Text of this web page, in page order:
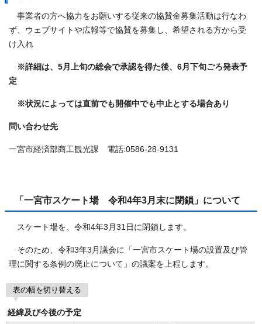
事業者の方へ協力をお願いする従来の協賛金募集活動は行なわ
ず、ウェブサイトや広報等で協賛を募集し、希望される方から受
け入れ
※詳細は、5月上旬の総会で承認を得た後、6月下旬ごろ発表予
定
※状況によっては直前でも開催中でも中止とする場合あり
問い合わせ先
一宮市経済部商工観光課 電話:0586-28-9131
「一宮市スケート場 令和4年3月末に閉鎖」について
スケート場を、令和4年3月31日に閉鎖します。
そのため、令和3年3月議会に「一宮市スケート場の設置及び管
理に関する条例の廃止について」の議案を上程します。
表の幅を切り替える
経緯及び今後の予定